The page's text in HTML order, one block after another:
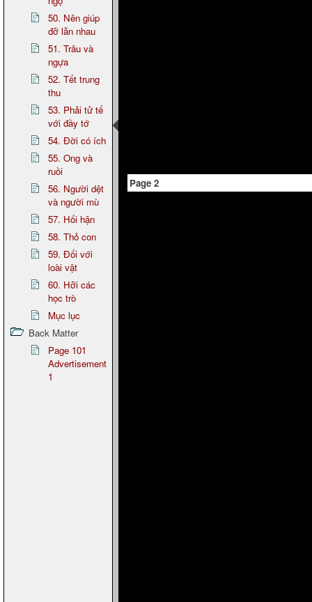
50. Nên giúp
đỡ lẫn nhau
51. Trâu và
ngựa
52. Tết trung
thu
53. Phải tử tế
với đầy tớ
54. Đời có ích
55. Ong và
ruồi
56. Người dệt
và người mù
57. Hối hận
58. Thỏ con
59. Đối với
loài vật
60. Hỡi các
học trò
Mục lục
Back Matter
Page 101
Advertisement
1
Page 2